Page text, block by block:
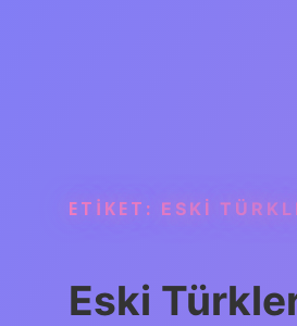
ETIKET: ESKI
Eski